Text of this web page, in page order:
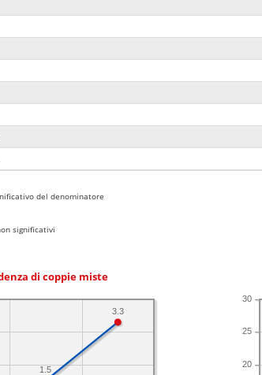
del denominatore
significativi
di coppie miste
3.3
1.5
20
25
30